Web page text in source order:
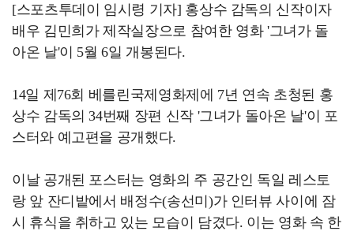
[스포츠투데이 임시령 기자] 홍상수 감독의 신작이자
배우 김민희가 제작실장으로 참여한 영화 '그녀가 돌
아온 날'이 5월 6일 개봉된다.
14일 제76회 베를린국제영화제에 7년 연속 초청된 홍
상수 감독의 34번째 장편 신작 '그녀가 돌아온 날'이 포
스터와 예고편을 공개했다.
이날 공개된 포스터는 영화의 주 공간인 독일 레스토
랑 앞 잔디밭에서 배정수(송선미)가 인터뷰 사이에 잠
시 휴식을 취하고 있는 모습이 담겼다. 이는 영화 속 한